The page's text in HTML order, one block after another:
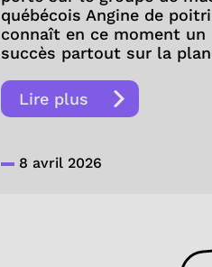
québécois Angine de
connaît en ce moment un
succès partout sur la
Lire plus
8 avril 2026